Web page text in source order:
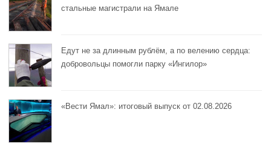
стальные магистрали на Ямале
Едут не за длинным рублём, а по велению сердца:
добровольцы помогли парку «Ингилор»
«Вести Ямал»: итоговый выпуск от 02.08.2026